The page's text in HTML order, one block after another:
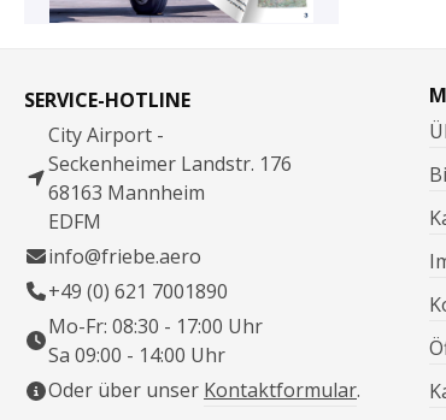
SERVICE-HOTLINE
City Airport -
Seckenheimer Landstr. 176
68163 Mannheim
EDFM
info@friebe.aero
+49 (0) 621 7001890
Mo-Fr: 08:30 - 17:00 Uhr
Sa 09:00 - 14:00 Uhr
Oder über unser Kontaktformular.